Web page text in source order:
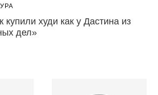
купили худи как у Дастина из
дел»